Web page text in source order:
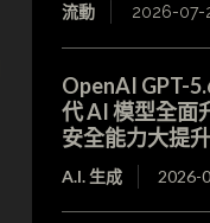
流動 2026-07-
OpenAI GPT-
代 AI 模型全面
安全能力大提升
A.I. 生成 2026-